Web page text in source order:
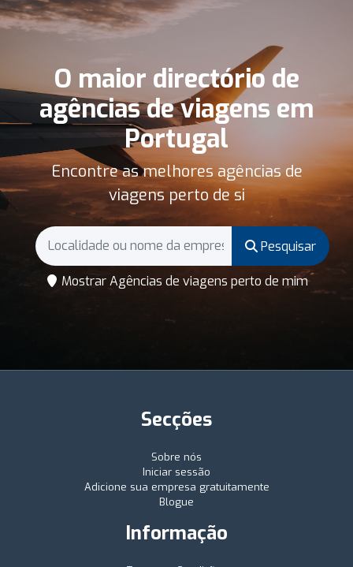
O maior directório de
agências de viagens em
Portugal
Encontre as melhores agências de
viagens perto de si
Pesquisar
Mostrar Agências de viagens perto de mim
Secções
Sobre nós
Iniciar sessão
Adicione sua empresa gratuitamente
Blogue
Informação